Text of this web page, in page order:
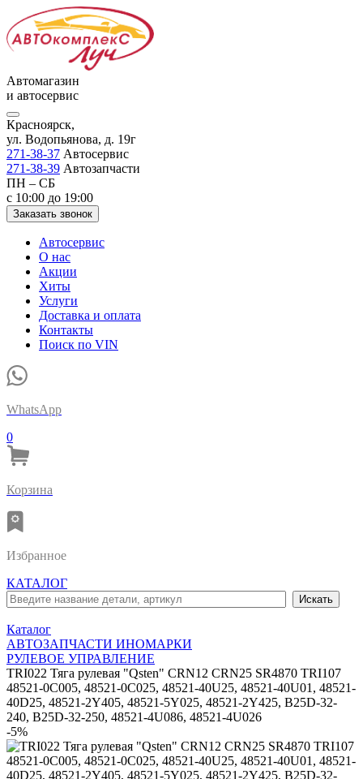
Автомагазин
и автосервис
Красноярск,
ул. Водопьянова, д. 19г
271-38-37 Автосервис
271-38-39 Автозапчасти
ПН – СБ
с 10:00 до 19:00
Заказать звонок
Автосервис
О нас
Акции
Хиты
Услуги
Доставка и оплата
Контакты
Поиск по VIN
WhatsApp
0
Корзина
Избранное
КАТАЛОГ
Каталог
АВТОЗАПЧАСТИ ИНОМАРКИ
РУЛЕВОЕ УПРАВЛЕНИЕ
TRI022 Тяга рулевая "Qsten" CRN12 CRN25 SR4870 TRI107
48521-0C005, 48521-0C025, 48521-40U25, 48521-40U01, 48521-
40D25, 48521-2Y405, 48521-5Y025, 48521-2Y425, B25D-32-
240, B25D-32-250, 48521-4U086, 48521-4U026
-5%